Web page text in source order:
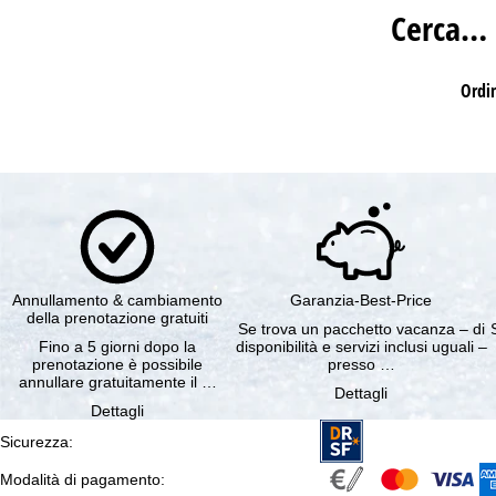
Cerca…
Annullamento & cambiamento
della prenotazione gratuiti
Fino a 5 giorni dopo la
prenotazione è possibile
annullare gratuitamente il …
Dettagli
Garanzia-Best-Price
Se trova un pacchetto vacanza – di
disponibilità e servizi inclusi uguali –
presso …
Dettagli
Sicurezza:
Modalità di pagamento: